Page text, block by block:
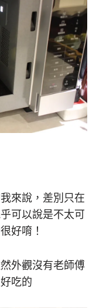
來說，差別只在
可以說是不太可
好唷！
外觀沒有老師傅
吃的